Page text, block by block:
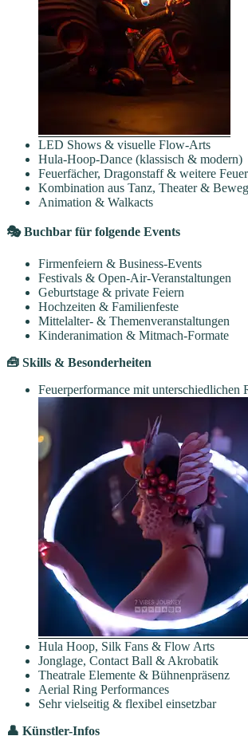
LED Shows & visuelle Flow-Arts
Hula-Hoop-Dance (klassisch & modern)
Feuerfächer, Dragonstaff & weitere
Kombination aus Tanz, Theater &
Animation & Walkacts
🎭 Buchbar für folgende Events
Firmenfeiern & Business-Events
Festivals & Open-Air-Veranstaltungen
Geburtstage & private Feiern
Hochzeiten & Familienfeste
Mittelalter- & Themenveranstaltungen
Kinderanimation & Mitmach-Formate
🧰 Skills & Besonderheiten
Feuerperformance mit unterschiedlichen
Hula Hoop, Silk Fans & Flow Arts
Jonglage, Contact Ball & Akrobatik
Theatrale Elemente & Bühnenpräsenz
Aerial Ring Performances
Sehr vielseitig & flexibel einsetzbar
👤 Künstler-Infos